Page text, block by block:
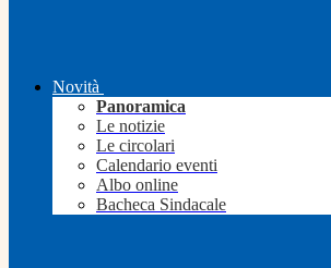
Novità
Panoramica
Le notizie
Le circolari
Calendario eventi
Albo online
Bacheca Sindacale